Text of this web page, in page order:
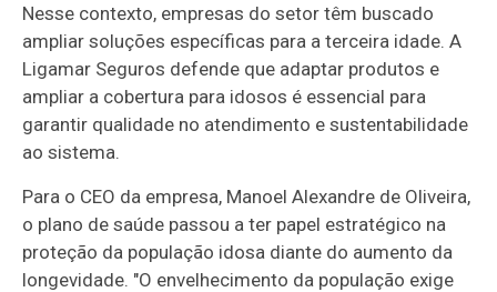
Nesse contexto, empresas do setor têm buscado
ampliar soluções específicas para a terceira idade. A
Ligamar Seguros defende que adaptar produtos e
ampliar a cobertura para idosos é essencial para
garantir qualidade no atendimento e sustentabilidade
ao sistema.
Para o CEO da empresa, Manoel Alexandre de Oliveira,
o plano de saúde passou a ter papel estratégico na
proteção da população idosa diante do aumento da
longevidade. "O envelhecimento da população exige